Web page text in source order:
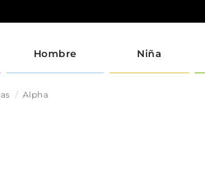
Hombre Niña
Alpha